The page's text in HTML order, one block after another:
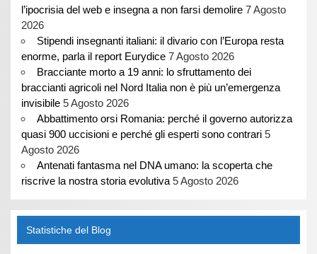
l’ipocrisia del web e insegna a non farsi demolire 7 Agosto
2026
Stipendi insegnanti italiani: il divario con l’Europa resta
enorme, parla il report Eurydice 7 Agosto 2026
Bracciante morto a 19 anni: lo sfruttamento dei
braccianti agricoli nel Nord Italia non è più un’emergenza
invisibile 5 Agosto 2026
Abbattimento orsi Romania: perché il governo autorizza
quasi 900 uccisioni e perché gli esperti sono contrari 5
Agosto 2026
Antenati fantasma nel DNA umano: la scoperta che
riscrive la nostra storia evolutiva 5 Agosto 2026
Statistiche del Blog